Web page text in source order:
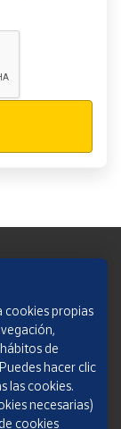
cookies propias
de
hacer clic
las cookies.
necesarias)
cookies